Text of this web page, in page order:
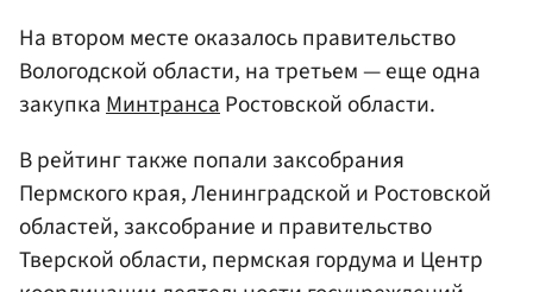
На втором месте оказалось правительство
Вологодской области, на третьем — еще одна
закупкаМинтрансаРостовской области.
В рейтинг также попали заксобрания
Пермского края, Ленинградской и Ростовской
областей, заксобрание и правительство
Тверской области, пермская гордума и Центр